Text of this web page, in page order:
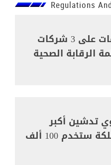
Regulations
السعودية: فرض غرامات على 3 شركات
الرقابة الصحية
تدشين أكبر
محطة وقود في المملكة ستخدم 100 ألف